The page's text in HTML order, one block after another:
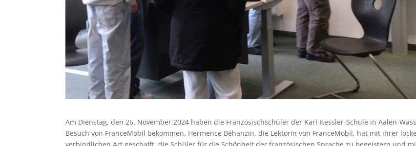
Am Dienstag, den 26. November 2024 haben die Französischschüler der Karl-Kessler-Schule in Aalen-
Besuch von FranceMobil bekommen. Hermence Béhanzin, die Lektorin von FranceMobil, hat mit ihrer